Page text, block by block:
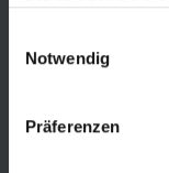
Notwendig
Präferenzen